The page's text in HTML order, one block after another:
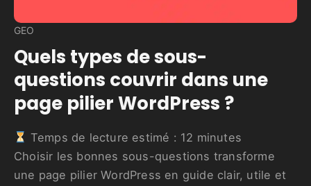
GEO
Quels types de sous-
questions couvrir dans une
page pilier WordPress ?
Temps de lecture estimé : 12 minutes
Choisir les bonnes sous-questions transforme
une page pilier WordPress en guide clair, utile et